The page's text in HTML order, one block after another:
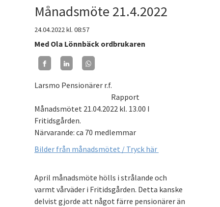
Månadsmöte 21.4.2022
24.04.2022kl. 08:57
Med Ola Lönnbäck ordbrukaren
Larsmo Pensionärer r.f.
Rapport
Månadsmötet 21.04.2022 kl. 13.00 I
Fritidsgården.
Närvarande: ca 70 medlemmar
Bilder från månadsmötet / Tryck här
April månadsmöte hölls i strålande och
varmt vårväder i Fritidsgården. Detta kanske
delvist gjorde att något färre pensionärer än